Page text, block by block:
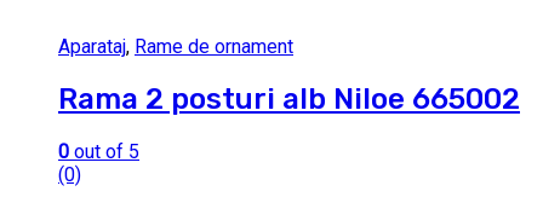
Aparataj, Rame de ornament
Rama 2 posturi alb Niloe 665002
0 out of 5
(0)